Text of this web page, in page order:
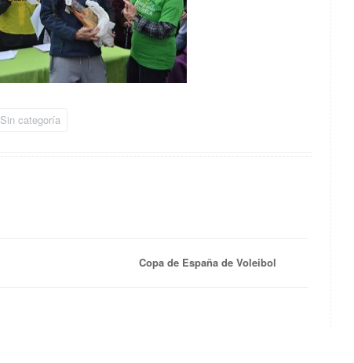
Sin categoría
Copa de España de Voleibol